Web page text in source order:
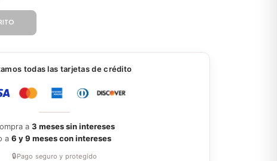
todas las tarjetas de crédito
a 3 meses sin intereses
a 6 y 9 meses con intereses
🔒Pago seguro y protegido